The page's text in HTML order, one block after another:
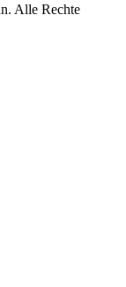
Alle Rechte